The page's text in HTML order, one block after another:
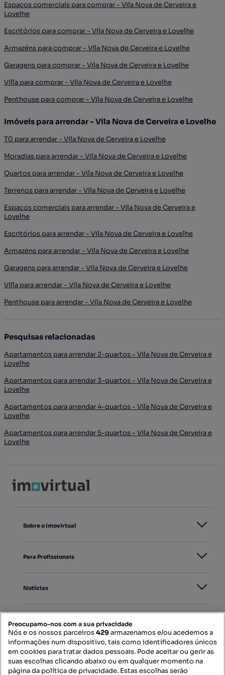
Espaços comerciais para comprar - Vila Nova de Cerveira e
Lovelhe
Escritórios para comprar - Vila Nova de Cerveira e Lovelhe
Armazéns para comprar - Vila Nova de Cerveira e Lovelhe
Garagens para comprar - Vila Nova de Cerveira e Lovelhe
Villa para comprar - Vila Nova de Cerveira e Lovelhe
Penthouse para comprar - Vila Nova de Cerveira e Lovelhe
Imóveis para arrendar - Vila Nova de Cerveira e Lovelhe
T0 para arrendar - Vila Nova de Cerveira e Lovelhe
Moradias para arrendar - Vila Nova de Cerveira e Lovelhe
Quartos para arrendar - Vila Nova de Cerveira e Lovelhe
Terrenos para arrendar - Vila Nova de Cerveira e Lovelhe
Espaços comerciais para arrendar - Vila Nova de Cerveira e
Lovelhe
Escritórios para arrendar - Vila Nova de Cerveira e Lovelhe
Armazéns para arrendar - Vila Nova de Cerveira e Lovelhe
Garagens para arrendar - Vila Nova de Cerveira e Lovelhe
Villa para arrendar - Vila Nova de Cerveira e Lovelhe
Penthouse para arrendar - Vila Nova de Cerveira e Lovelhe
Pesquisas relacionadas
Apartamentos para arrendar 2-quartos - Vila Nova de Cerveira e
Lovelhe
Apartamentos para arrendar 3-quartos - Vila Nova de Cerveira e
Lovelhe
Apartamentos para arrendar 4-quartos - Vila Nova de Cerveira e
Lovelhe
Apartamentos para arrendar 5-quartos - Vila Nova de Cerveira e
Lovelhe
Sobre o Imovirtual
Para Profissionais
Notícias
Mapa do Site
Preocupamo-nos com a sua privacidade
Nós e os nossos parceiros429armazenamos e/ou acedemos a
informações num dispositivo, tais como identificadores únicos
em cookies para tratar dados pessoais. Pode aceitar ou gerir as
suas escolhas clicando abaixo ou em qualquer momento na
página da política de privacidade. Estas escolhas serão